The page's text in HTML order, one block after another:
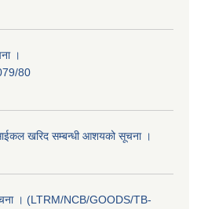
।
80
खरिद सम्बन्धी आशयको सूचना ।
। (LTRM/NCB/GOODS/TB-